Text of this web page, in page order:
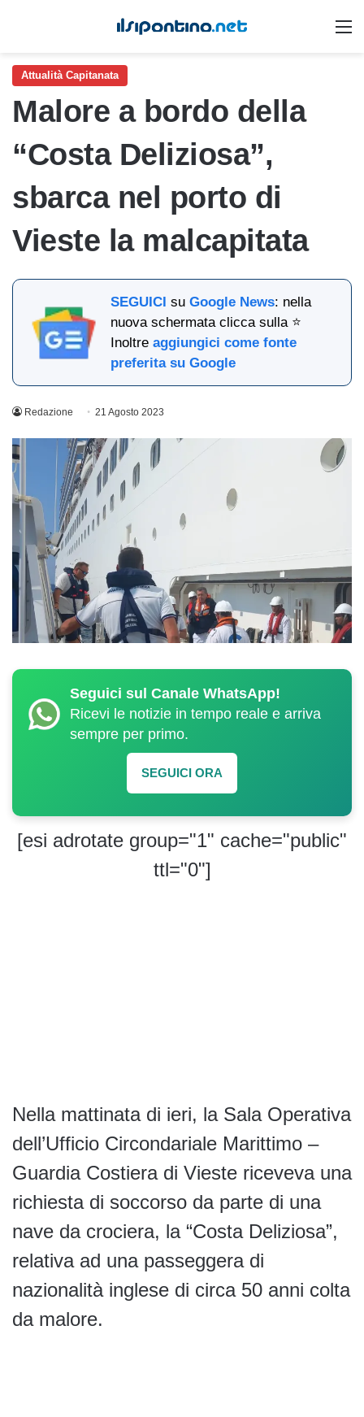
Attualità Capitanata
Malore a bordo della
“Costa Deliziosa”,
sbarca nel porto di
Vieste la malcapitata
SEGUICI suGoogle News: nella
nuova schermata clicca sulla ⭐
Inoltreaggiungici come fonte
preferita su Google
Redazione 21 Agosto 2023
Seguici sul Canale WhatsApp!
Ricevi le notizie in tempo reale e arriva
sempre per primo.
SEGUICI ORA
[esi adrotate group="1" cache="public"
ttl="0"]
Nella mattinata di ieri, la Sala Operativa
dell’Ufficio Circondariale Marittimo –
Guardia Costiera di Vieste riceveva una
richiesta di soccorso da parte di una
nave da crociera, la “Costa Deliziosa”,
relativa ad una passeggera di
nazionalità inglese di circa 50 anni colta
da malore.